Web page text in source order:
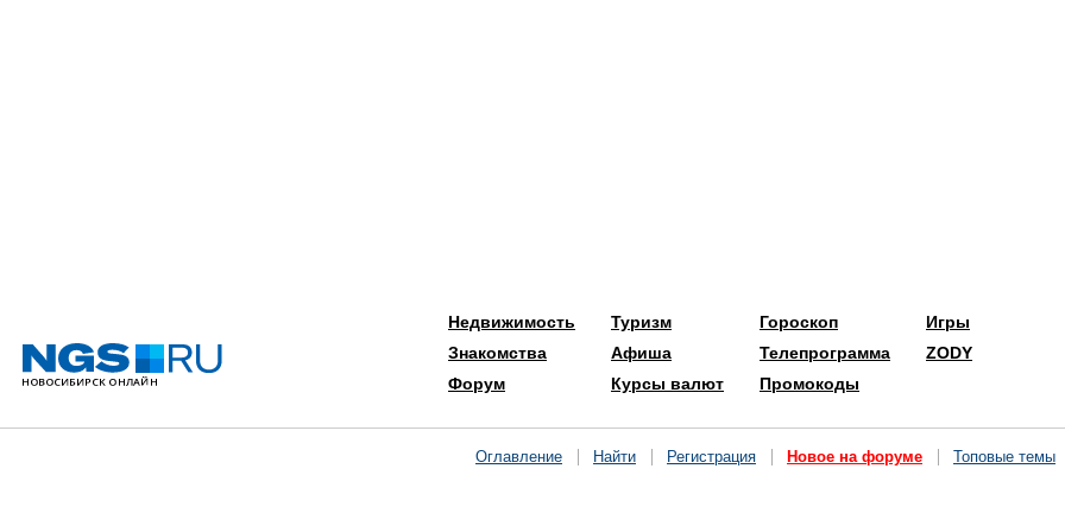
Недвижимость
Знакомства
Форум
Туризм
Афиша
Курсы валют
Гороскоп
Телепрограмма
Промокоды
Игры
ZODY
Оглавление Найти Регистрация Новое на форуме Топовые темы